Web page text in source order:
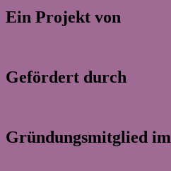
Ein Projekt von
Gefördert durch
Gründungsmitglied im